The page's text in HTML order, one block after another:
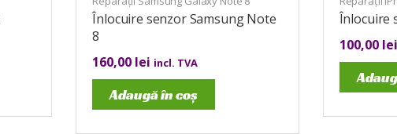
Înlocuire senzor Samsung Note
8
160,00 lei incl. TVA
Adaugă în coș
Înlocuire
100,00 lei